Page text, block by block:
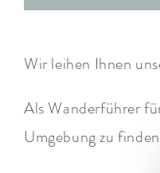
Wir leihen Ihnen
Als Wanderführer
Umgebung zu